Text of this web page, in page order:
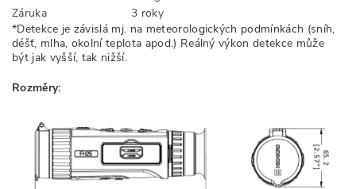
Záruka
3 roky
*Detekce je závislá mj. na meteorologických podmínkách (sníh,
déšť, mlha, okolní teplota apod.) Reálný výkon detekce může
být jak vyšší, tak nižší.
Rozměry: